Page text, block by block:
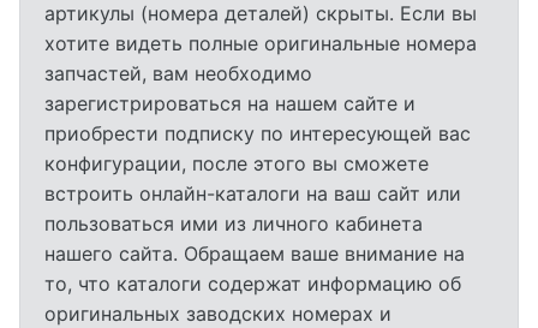
артикулы (номера деталей) скрыты. Если вы
хотите видеть полные оригинальные номера
запчастей, вам необходимо
зарегистрироваться на нашем сайте и
приобрести подписку по интересующей вас
конфигурации, после этого вы сможете
встроить онлайн-каталоги на ваш сайт или
пользоваться ими из личного кабинета
нашего сайта. Обращаем ваше внимание на
то, что каталоги содержат информацию об
оригинальных заводских номерах и